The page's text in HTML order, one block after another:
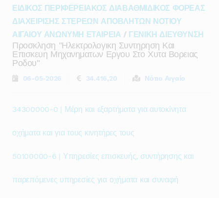
ΕΙΔΙΚΟΣ ΠΕΡΙΦΕΡΕΙΑΚΟΣ ΔΙΑΒΑΘΜΙΔΙΚΟΣ ΦΟΡΕΑΣ
ΔΙΑΧΕΙΡΙΣΗΣ ΣΤΕΡΕΩΝ ΑΠΟΒΛΗΤΩΝ ΝΟΤΙΟΥ
ΑΙΓΑΙΟΥ ΑΝΩΝΥΜΗ ΕΤΑΙΡΕΙΑ / ΓΕΝΙΚΗ ΔΙΕΥΘΥΝΣΗ
Προσκληση "ηλεκτρολογικη Συντηρηση Και
Επισκευη Μηχανηματων Εργου Στο Χυτα Βορειας
Ροδου"
06-05-2026 34.416,20 Νότιο Αιγαίο
34300000-0 | Μέρη και εξαρτήματα για αυτοκίνητα
οχήματα και για τους κινητήρες τους
50100000-6 | Υπηρεσίες επισκευής, συντήρησης και
παρεπόμενες υπηρεσίες για οχήματα και συναφή